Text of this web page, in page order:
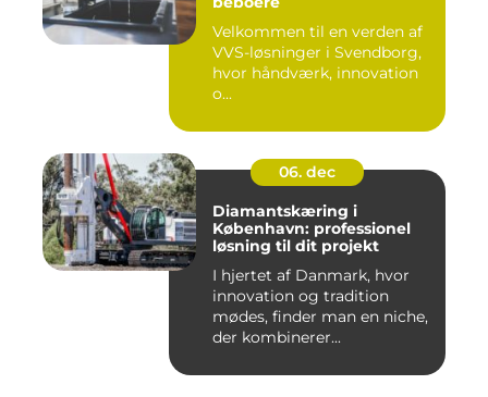
Velkommen til en verden af
VVS-løsninger i Svendborg,
hvor håndværk, innovation
o...
06. dec
Diamantskæring i
København: professionel
løsning til dit projekt
I hjertet af Danmark, hvor
innovation og tradition
mødes, finder man en niche,
der kombinerer...